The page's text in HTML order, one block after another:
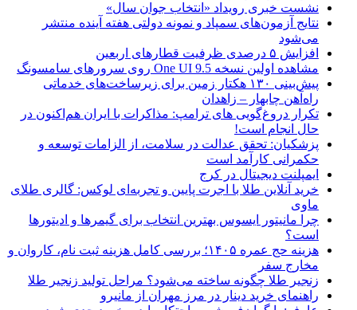
نشست خبری رویداد «انتخاب جوان سال»
نتایج آزمون‌های سمپاد و نمونه دولتی هفته آینده منتشر
می‌شود
افزایش ۵ درصدی ظرفیت قطارهای اربعین
مشاهده اولین نسخه One UI 9.5 روی سرورهای سامسونگ
پیش‌بینی ۱۳۰ هکتار زمین برای زیرساخت‌های خدماتی
راه‌آهن چابهار – زاهدان
تکرار دروغ‌گویی های ترامپ: مذاکرات با ایران هم‌اکنون در
حال انجام است!
پزشکیان: تحقق عدالت در سلامت، از الزامات توسعه و
حکمرانی کارآمد است
ایمپلنت دیجیتال در کرج
خرید آنلاین طلا با اجرت پایین و تجربه‌ای لوکس: گالری طلای
ماوی
چرا مانیتور ایسوس بهترین انتخاب برای گیمرها و ادیتورها
است؟
هزینه حج عمره ۱۴۰۵؛ بررسی کامل هزینه ثبت نام، کاروان و
مخارج سفر
زنجیر طلا چگونه ساخته می‌شود؟ مراحل تولید زنجیر طلا
راهنمای خرید دینار در مرز مهران از مانیرو